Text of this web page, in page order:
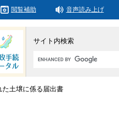
閲覧補助 音声読み上げ
サイト内検索
Google
タ
ム
土壌に係る届出書